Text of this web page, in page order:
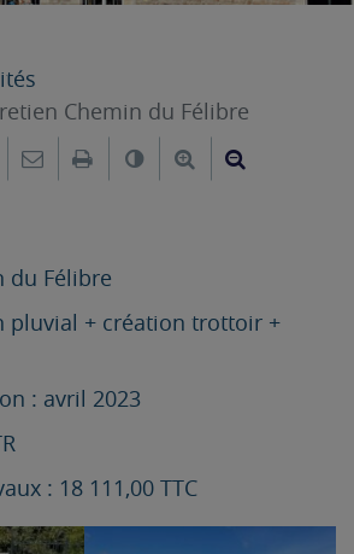
Chemin du Félibre
sur Facebook
Partager sur Twitter
Envoyer par e-mail
ImprimerChanger leAgrandir le
du Félibre
pluvial + création trottoir +
: avril 2023
: 18 111,00 TTC